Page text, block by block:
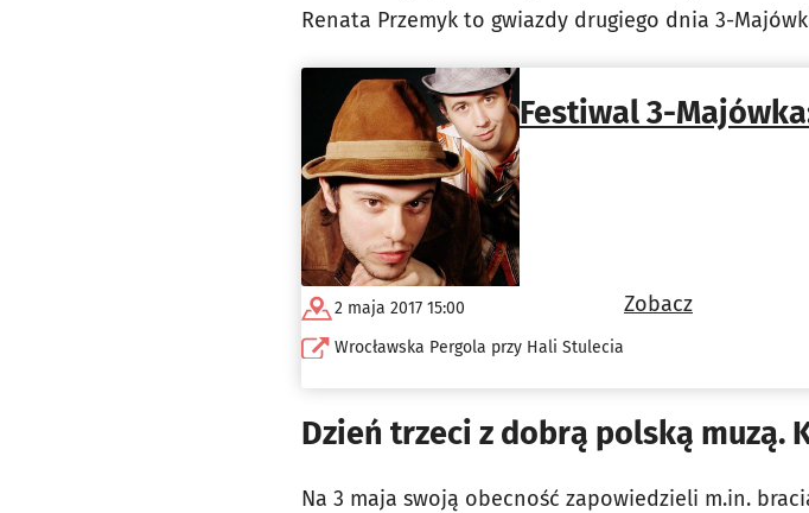
Renata Przemyk to gwiazdy drugiego dnia 3-
Festiwal 3-
2 maja 2017 15:00
Wrocławska Pergola przy Hali Stulecia
Zobacz
Dzień trzeci z dobrą polską muzą.
Na 3 maja swoją obecność zapowiedzieli m.in.